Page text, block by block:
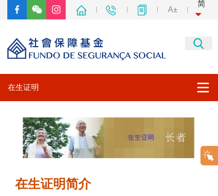
A±
简
在生证明
办理方式
常见问题
居住在澳门领取广东省基本养老金人员办理在生证明
在生证明简介